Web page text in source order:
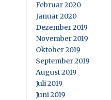
Februar 2020
Januar 2020
Dezember 2019
November 2019
Oktober 2019
September 2019
August 2019
Juli 2019
Juni 2019